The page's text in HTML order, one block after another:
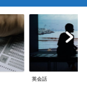
英会話